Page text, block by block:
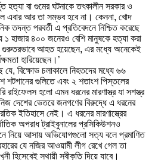
হত্যা বা গুমের ঘটনাকে তৎকালীন সরকার ও
এবার আর তা সম্ভব হবে না। কেননা, খোদ
তদন্ত পরবর্তী এ প্রতিবেদনে নিশ্চিত করেছে
হাজার ৪০০ জনেরও বেশি মানুষকে হত্যা করা
গুরুতরভাবে আহত হয়েছেন, এর মধ্যে অনেকেই
হারিয়েছেন।’
যে, বিক্ষোভ চলাকালে নিহতদের মধ্যে ৬৬
শটগানের গুলিতে এবং ২ শতাংশ পিস্তলের
রাইফেলস হলো এমন ধরনের মারণাস্ত্র যা সশস্ত্র
দেশের ভেতরে জনগণের বিরুদ্ধে এ ধরনের
ইতিহাসে নেই। এ ধরনের মারণাস্ত্রের
অপরাধ ট্রাইবুনালের প্রসিকিউশনও
নিয়ে আসায় অভিযোগগুলো সত্য বলে প্রমাণিত
যে নজির আওয়ামী লীগ রেখে গেল তা
হিসেবেই স্থায়ী স্বীকৃতি দিয়ে যাবে।